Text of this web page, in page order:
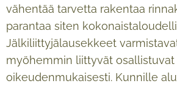
vähentää tarvetta rakentaa
parantaa siten
Jälkiliittyjälausekkeet
myöhemmin liittyvät osallistuvat
oikeudenmukaisesti. Kunnille